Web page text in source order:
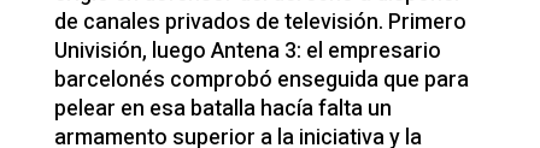
de canales privados de televisión. Primero
Univisión, luego Antena 3: el empresario
barcelonés comprobó enseguida que para
pelear en esa batalla hacía falta un
armamento superior a la iniciativa y la